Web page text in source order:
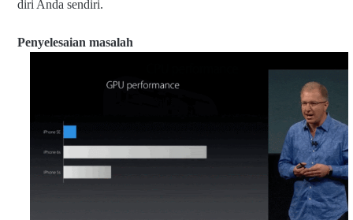
diri Anda sendiri.
Penyelesaian masalah